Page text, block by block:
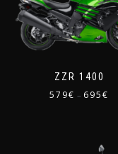
ZZR 1400
579€ – 695€